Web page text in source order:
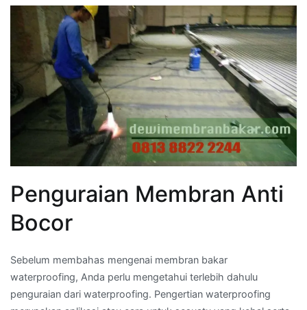
Penguraian Membran Anti
Bocor
Sebelum membahas mengenai membran bakar
waterproofing, Anda perlu mengetahui terlebih dahulu
penguraian dari waterproofing. Pengertian waterproofing